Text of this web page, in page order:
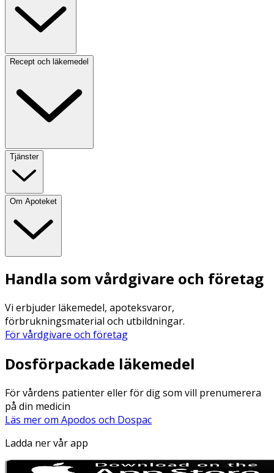
Recept och läkemedel
Tjänster
Om Apoteket
Handla som vårdgivare och företag
Vi erbjuder läkemedel, apoteksvaror,
förbrukningsmaterial och utbildningar.
För vårdgivare och företag
Dosförpackade läkemedel
För vårdens patienter eller för dig som vill prenumerera
på din medicin
Läs mer om Apodos och Dospac
Ladda ner vår app